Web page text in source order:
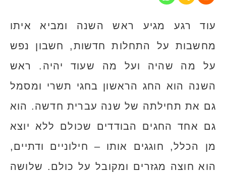
עוד רגע מגיע ראש השנה ומביא איתו
מחשבות על התחלות חדשות, חשבון נפש
על מה שהיה ועל מה שעוד יהיה. ראש
השנה הוא החג הראשון בחגי תשרי ומסמל
גם את תחילתה של שנה עברית חדשה. הוא
גם אחד החגים הבודדים שכולם ללא יוצא
מן הכלל, חוגגים אותו – חילוניים ודתיים,
הוא חוצה מגזרים ומקובל על כולם. שלושה